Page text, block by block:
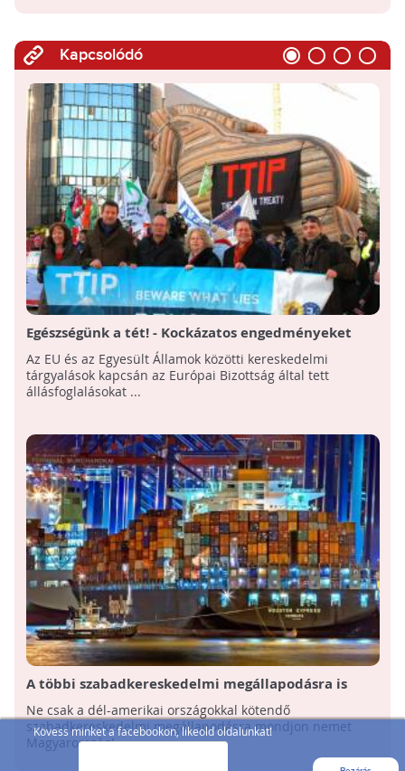
Kövess minket a facebookon, likeold oldalunkat!
Kapcsolódó
Egészségünk a tét! - Kockázatos engedményeket
készül adni az EU bizottsága az USA-nak a
szabadkereskedelmi tárgyalásokon
Az EU és az Egyesült Államok közötti kereskedelmi
tárgyalások kapcsán az Európai Bizottság által tett
állásfoglalásokat ...
A többi szabadkereskedelmi megállapodásra is
mondjon nemet Magyarország!
Ne csak a dél-amerikai országokkal kötendő
szabadkereskedelmi megállapodásra mondjon nemet
Magyarország!